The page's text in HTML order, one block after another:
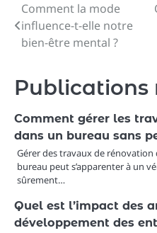
Navigation
de
Comment la mode
influence-t-elle notre
bien-être mental ?
Publications
Comment gérer les
dans un bureau sans
Gérer des travaux de
bureau peut s’apparenter à un
sûrement…
Quel est l’impact des
développement des